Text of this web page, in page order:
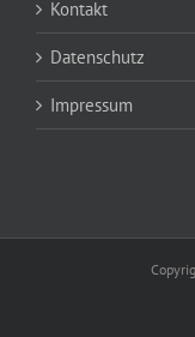
Kontakt
Datenschutz
Impressum